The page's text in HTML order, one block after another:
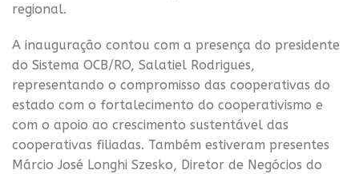
regional.
A inauguração contou com a presença do presidente
do Sistema OCB/RO, Salatiel Rodrigues,
representando o compromisso das cooperativas do
estado com o fortalecimento do cooperativismo e
com o apoio ao crescimento sustentável das
cooperativas filiadas. Também estiveram presentes
Márcio José Longhi Szesko, Diretor de Negócios do